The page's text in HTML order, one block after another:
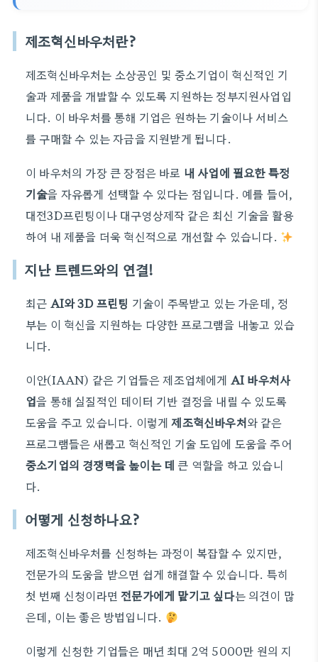
제조혁신바우처란?
제조혁신바우처는 소상공인 및 중소기업이 혁신적인 기
술과 제품을 개발할 수 있도록 지원하는 정부지원사업입
니다. 이 바우처를 통해 기업은 원하는 기술이나 서비스
를 구매할 수 있는 자금을 지원받게 됩니다.
이 바우처의 가장 큰 장점은 바로 내 사업에 필요한 특정
기술을 자유롭게 선택할 수 있다는 점입니다. 예를 들어,
대전3D프린팅이나 대구영상제작 같은 최신 기술을 활용
하여 내 제품을 더욱 혁신적으로 개선할 수 있습니다.
지난 트렌드와의 연결!
최근 AI와 3D 프린팅 기술이 주목받고 있는 가운데, 정
부는 이 혁신을 지원하는 다양한 프로그램을 내놓고 있습
니다.
이안(IAAN) 같은 기업들은 제조업체에게 AI 바우처사
업을 통해 실질적인 데이터 기반 결정을 내릴 수 있도록
도움을 주고 있습니다. 이렇게제조혁신바우처와 같은
프로그램들은 새롭고 혁신적인 기술 도입에 도움을 주어
중소기업의 경쟁력을 높이는 데 큰 역할을 하고 있습니
다.
어떻게 신청하나요?
제조혁신바우처를 신청하는 과정이 복잡할 수 있지만,
전문가의 도움을 받으면 쉽게 해결할 수 있습니다. 특히
첫 번째 신청이라면전문가에게 맡기고 싶다는 의견이 많
은데, 이는 좋은 방법입니다.
이렇게 신청한 기업들은 매년 최대 2억 5000만 원의 지